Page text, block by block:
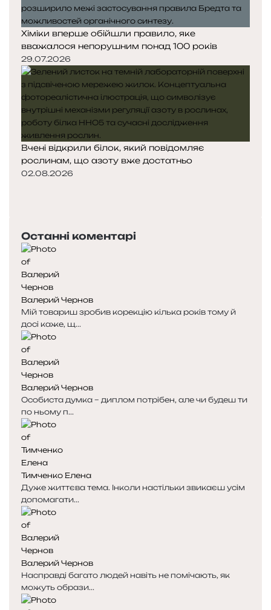
Хіміки вперше обійшли правило, яке
вважалося непорушним понад 100 років
29.07.2026
Вчені відкрили білок, який повідомляє
рослинам, що азоту вже достатньо
02.08.2026
р
е
д
н
я
с
т
о
р
і
н
к
а
т
у
п
н
а
с
т
о
р
і
н
к
а
Останні коментарі
Валерий Чернов
Мій товариш зробив корекцію кілька років тому й
досі каже, щ...
Валерий Чернов
Особиста думка – диплом потрібен, але чи будеш ти
по ньому п...
Тимченко Елена
Дуже життєва тема. Інколи настільки звикаєш усім
допомагати...
Валерий Чернов
Насправді багато людей навіть не помічають, як
можуть образи...